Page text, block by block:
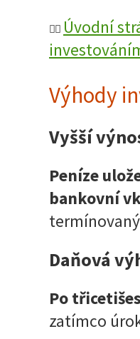
Úvodní
Výhody
Vyšší
Peníze
bankovní
Daňová
Po
zatímco